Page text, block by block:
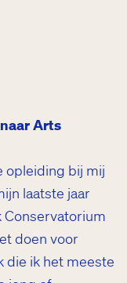
Arts
opleiding bij mij
laatste jaar
Conservatorium
doen voor
die ik het meeste